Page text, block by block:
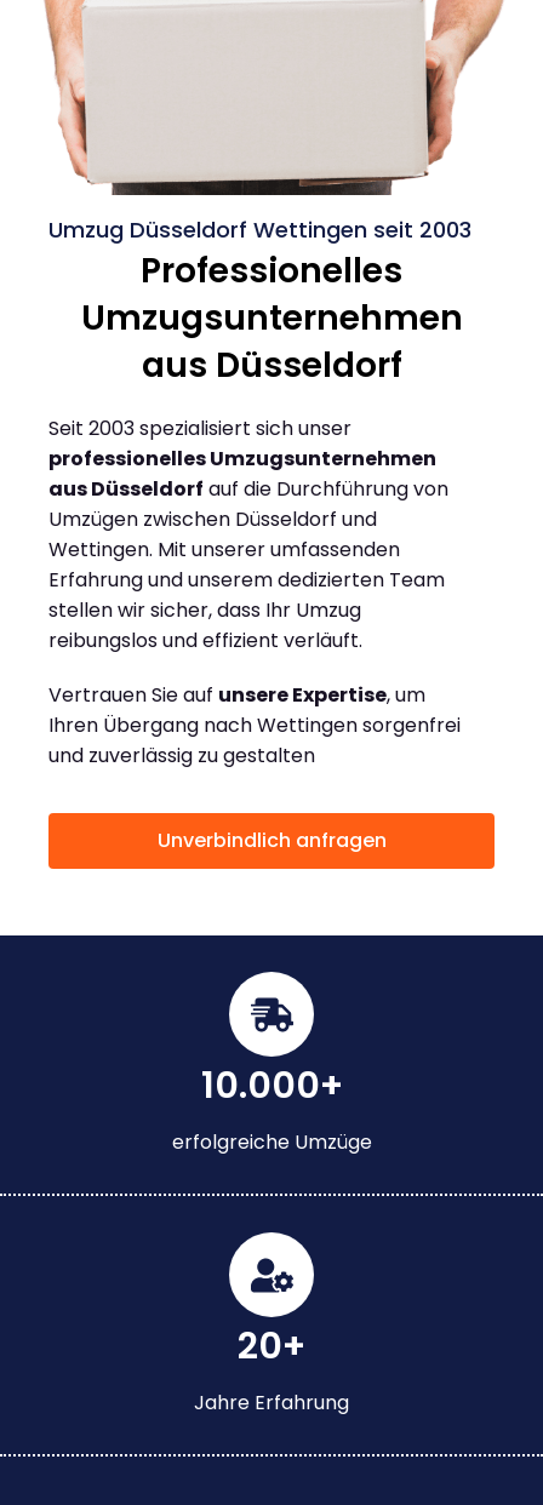
Umzug Düsseldorf Wettingen seit 2003
Professionelles
Umzugsunternehmen
aus Düsseldorf
Seit 2003 spezialisiert sich unser
professionelles Umzugsunternehmen
aus Düsseldorf auf die Durchführung von
Umzügen zwischen Düsseldorf und
Wettingen. Mit unserer umfassenden
Erfahrung und unserem dedizierten Team
stellen wir sicher, dass Ihr Umzug
reibungslos und effizient verläuft.
Vertrauen Sie auf unsere Expertise, um
Ihren Übergang nach Wettingen sorgenfrei
und zuverlässig zu gestalten
Unverbindlich anfragen
10.000+
erfolgreiche Umzüge
20+
Jahre Erfahrung